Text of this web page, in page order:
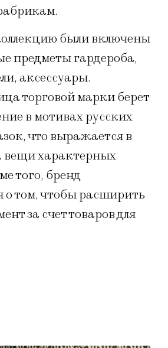
были включены
предметы гардероба,
аксессуары.
торговой марки берет
в мотивах русских
что выражается в
вещи характерных
того, бренд
о том, чтобы расширить
за счет товаров для